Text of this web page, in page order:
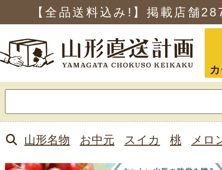
【全品送料込み!】掲載店舗
索:
山形名物 お中元 スイカ 桃 メロ